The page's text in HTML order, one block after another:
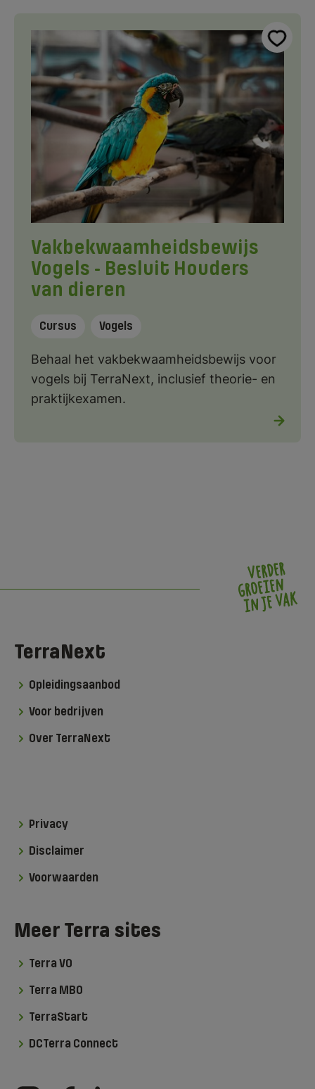
Vakbekwaamheidsbewijs
Vogels - Besluit Houders
van dieren
Cursus Vogels
Behaal het vakbekwaamheidsbewijs voor
vogels bij TerraNext, inclusief theorie- en
praktijkexamen.
TerraNext
Opleidingsaanbod
Voor bedrijven
Over TerraNext
Privacy
Disclaimer
Voorwaarden
Meer Terra sites
Terra VO
Terra MBO
TerraStart
DCTerra Connect